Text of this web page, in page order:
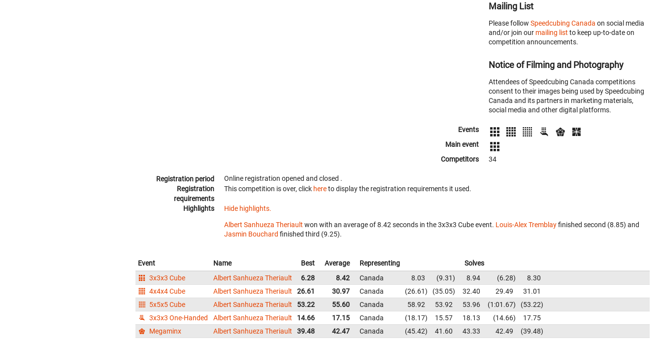
Mailing List
Please follow Speedcubing Canada on social media
and/or join our mailing list to keep up-to-date on
competition announcements.
Notice of Filming and Photography
Attendees of Speedcubing Canada competitions
consent to their images being used by Speedcubing
Canada and its partners in marketing materials,
social media and other digital platforms.
Events
Main event
Competitors
34
Registration period Online registration opened and closed .
Registration
requirements
This competition is over, click hereto display the registration requirements it used.
Highlights Hide highlights.
Albert Sanhueza Theriault won with an average of 8.42 seconds in the 3x3x3 Cube event. Louis-Alex Tremblayfinished second (8.85) and
Jasmin Bouchard finished third (9.25).
Event Name Best Average Representing
Solves
3x3x3 Cube
Albert Sanhueza Theriault 6.28 8.42 Canada 8.03 9.31 8.94 6.28
8.30
4x4x4 Cube
Albert Sanhueza Theriault 26.61 30.97 Canada 26.61 35.05 32.40 29.49
31.01
5x5x5 Cube
Albert Sanhueza Theriault 53.22 55.60 Canada 58.92 53.92 53.96 1:01.67
53.22
3x3x3 One-Handed
Albert Sanhueza Theriault 14.66 17.15 Canada 18.17 15.57 18.13 14.66
17.75
Megaminx
Albert Sanhueza Theriault 39.48 42.47 Canada 45.42 41.60 43.33 42.49 39.48